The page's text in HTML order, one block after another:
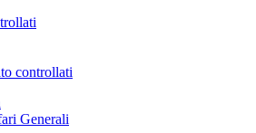
controllati
Generali